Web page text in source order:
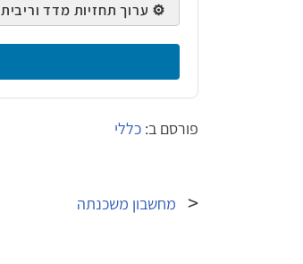
⚙️ ערוך תחזיות מדד וריבית
פורסם ב: כללי
מחשבון משכנתה